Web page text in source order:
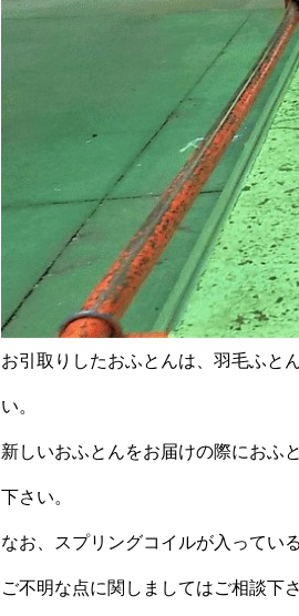
お引取りしたおふとんは、羽毛ふと
い。
新しいおふとんをお届けの際におふ
下さい。
なお、スプリングコイルが入ってい
ご不明な点に関しましてはご相談下さ